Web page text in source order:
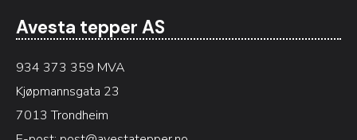
Avesta tepper AS
934 373 359 MVA
Kjøpmannsgata 23
7013 Trondheim